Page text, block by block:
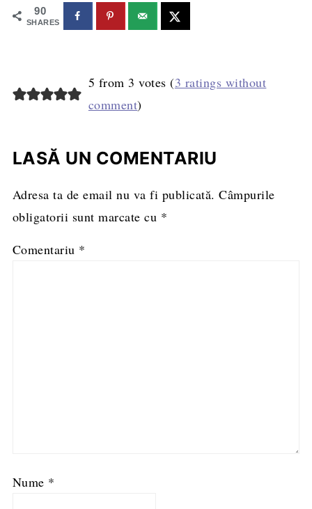
90
SHARES
5 from 3 votes (3 ratings without
comment)
LASĂ UN COMENTARIU
Adresa ta de email nu va fi publicată. Câmpurile
obligatorii sunt marcate cu *
Comentariu *
Nume *